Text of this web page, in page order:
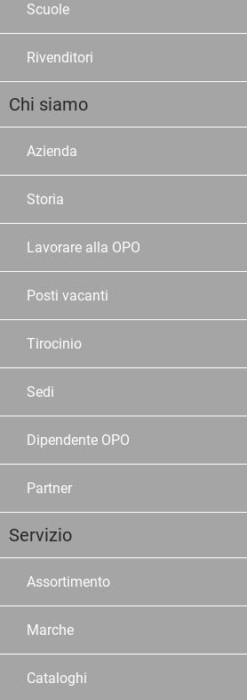
Scuole
Rivenditori
Chi siamo
Azienda
Storia
Lavorare alla OPO
Posti vacanti
Tirocinio
Sedi
Dipendente OPO
Partner
Servizio
Assortimento
Marche
Cataloghi